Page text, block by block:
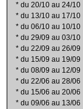
* du 20/10 au 24/10
* du 13/10 au 17/10
* du 06/10 au 10/10
* du 29/09 au 03/10
* du 22/09 au 26/09
* du 15/09 au 19/09
* du 08/09 au 12/09
* du 22/06 au 28/06
* du 15/06 au 20/06
* du 09/06 au 13/06